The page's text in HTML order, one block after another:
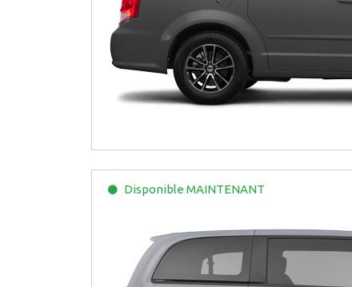
Disponible MAINTENANT